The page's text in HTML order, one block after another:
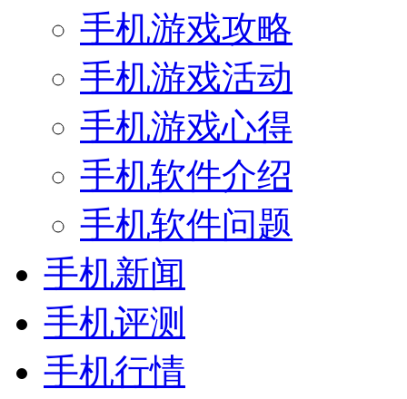
手机游戏攻略
手机游戏活动
手机游戏心得
手机软件介绍
手机软件问题
手机新闻
手机评测
手机行情